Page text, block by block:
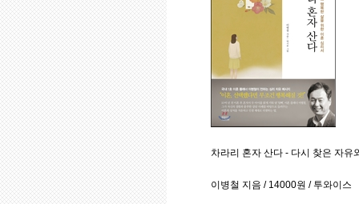
차라리 혼자 산다 - 다시 찾은 자유
이병철 지음 / 14000원 / 투와이스